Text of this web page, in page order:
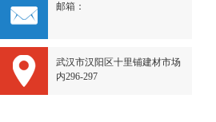
邮箱：
武汉市汉阳区十里铺建材市场
内296-297